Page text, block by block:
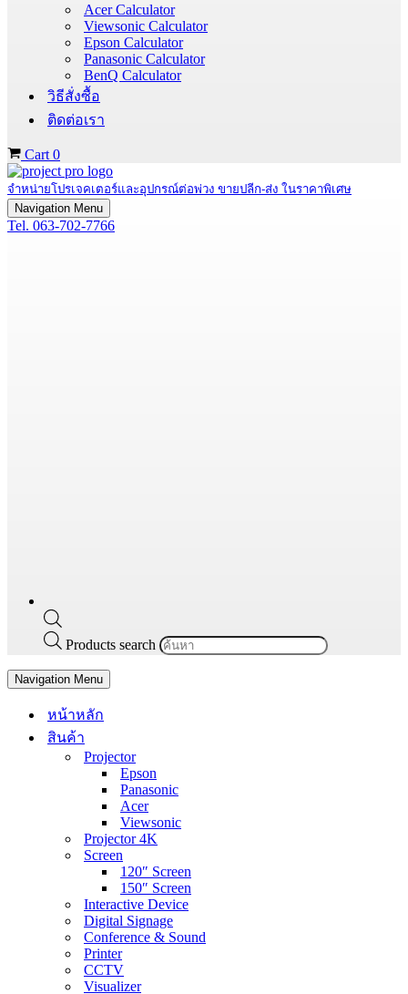
Acer Calculator
Viewsonic Calculator
Epson Calculator
Panasonic Calculator
BenQ Calculator
วิธีสั่งซื้อ
ติดต่อเรา
Cart 0
จำหน่ายโปรเจคเตอร์และอุปกรณ์ต่อพ่วง ขายปลีก-ส่ง ในราคาพิเศษ
Navigation Menu
Tel. 063-702-7766
Products search
Navigation Menu
หน้าหลัก
สินค้า
Projector
Epson
Panasonic
Acer
Viewsonic
Projector 4K
Screen
120″ Screen
150″ Screen
Interactive Device
Digital Signage
Conference & Sound
Printer
CCTV
Visualizer